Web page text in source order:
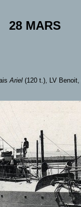
28 MARS
Ariel (120 t.), LV Benoit,